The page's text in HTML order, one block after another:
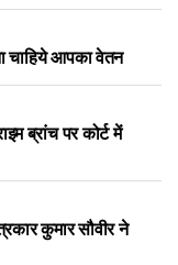
चाहिये आपका वेतन
ब्रांच पर कोर्ट में
कुमार सौवीर ने